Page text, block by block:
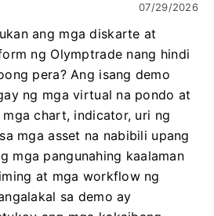
07/29/2026
ang mga diskarte at
ng Olymptrade nang hindi
pera? Ang isang demo
ng mga virtual na pondo at
chart, indicator, uri ng
mga asset na nabibili upang
mga pangunahing kaalaman
at mga workflow ng
sa demo ay